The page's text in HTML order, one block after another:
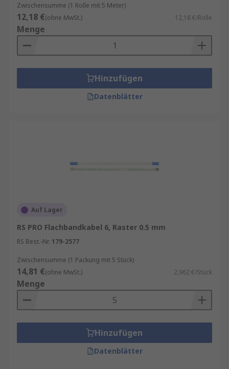
Zwischensumme (1 Rolle mit 5 Meter)
12,18 €(ohne MwSt.) 12,18 €/Rolle
Menge
Hinzufügen
Datenblätter
Auf Lager
RS PRO Flachbandkabel 6, Raster 0.5 mm
RS Best.-Nr. 179-2577
Zwischensumme (1 Packung mit 5 Stück)
14,81 €(ohne MwSt.) 2,962 €/Stück
Menge
Hinzufügen
Datenblätter